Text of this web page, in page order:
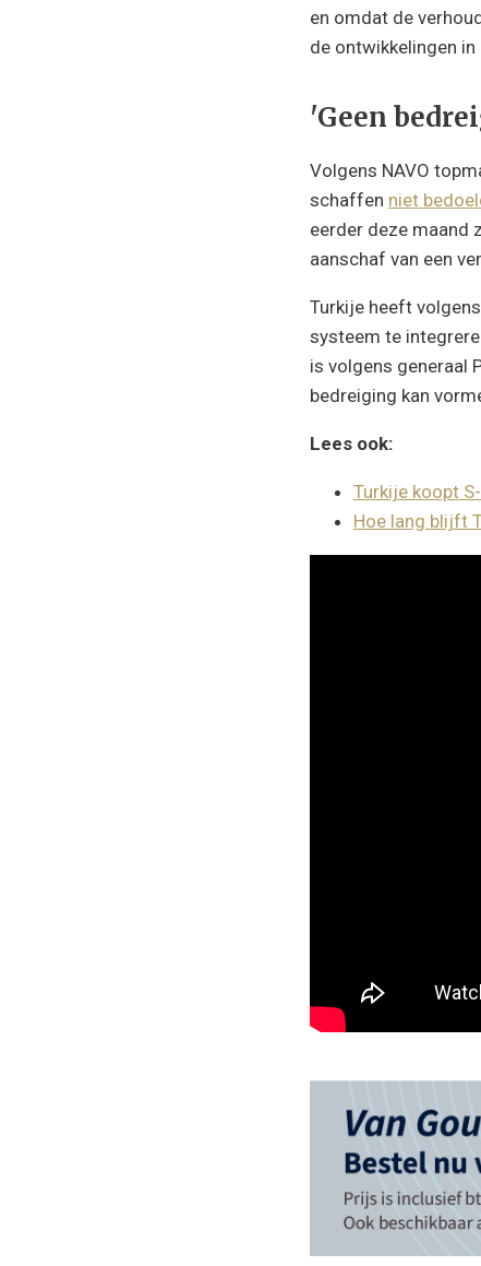
en omdat de
de ontwikkelingen in
'Geen
Volgens NAVO
schaffen niet
eerder deze maand
aanschaf van een
Turkije heeft
systeem te
is volgens generaal
bedreiging kan
Lees ook:
Turkije koopt
Hoe lang blijft